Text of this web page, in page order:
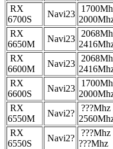
RX
6700S
Navi23
RX
6650M
Navi23
RX
6600M
Navi23
RX
6600S
Navi23
RX
6550M
Navi2?
???Mhz
RX
6550S
Navi2?
???Mhz
???Mhz